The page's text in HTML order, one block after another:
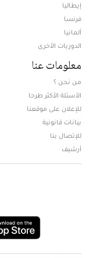
إيطاليا
فرنسا
ألمانيا
الدوريات الأخرى
معلومات عنا
من نحن ؟
الأسئلة الأكثر طرحا
للإعلان على موقعنا
بيانات قانونية
للإتصال بنا
أرشيف